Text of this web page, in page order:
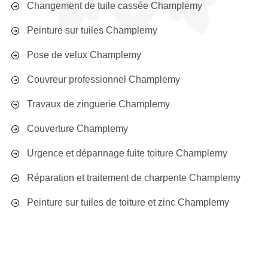
Changement de tuile cassée Champlemy
Peinture sur tuiles Champlemy
Pose de velux Champlemy
Couvreur professionnel Champlemy
Travaux de zinguerie Champlemy
Couverture Champlemy
Urgence et dépannage fuite toiture Champlemy
Réparation et traitement de charpente Champlemy
Peinture sur tuiles de toiture et zinc Champlemy